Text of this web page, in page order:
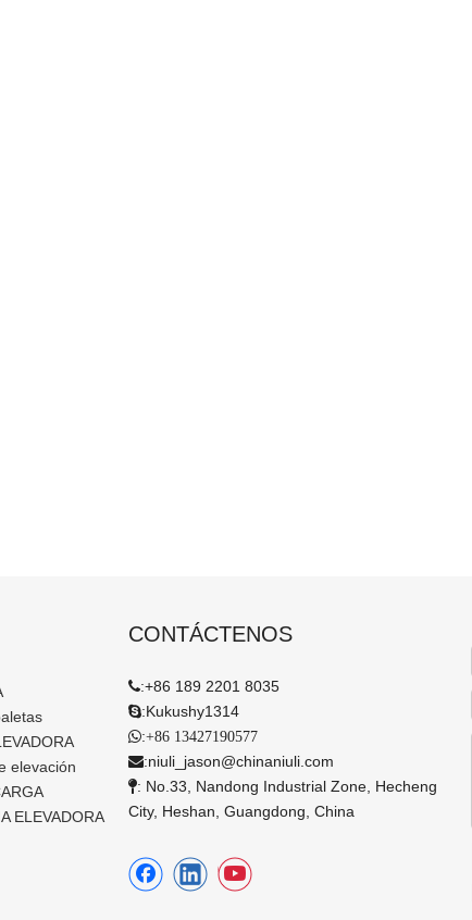
elevación
ELEVADORA
CONTÁCTENOS
:+86 189 2201 8035
:Kukushy1314
:+86 13427190577
:niuli_jason@chinaniuli.com
: No.33, Nandong Industrial Zone, Hecheng
City, Heshan, Guangdong, China